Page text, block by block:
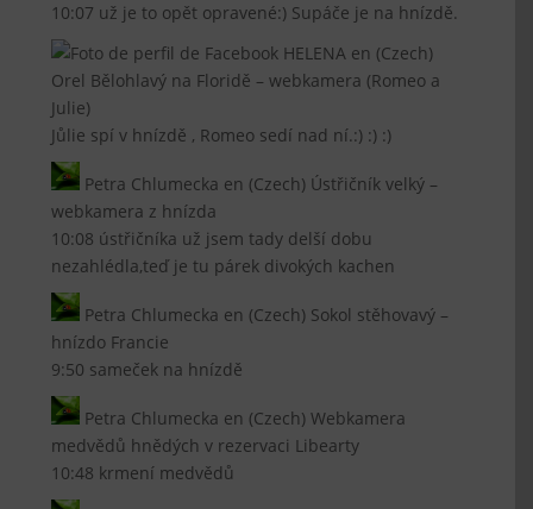
10:07 už je to opět opravené:) Supáče je na hnízdě.
HELENA en (Czech)
Orel Bělohlavý na Floridě – webkamera (Romeo a
Julie)
Jůlie spí v hnízdě , Romeo sedí nad ní.:) :) :)
Petra Chlumecka en (Czech) Ústřičník velký –
webkamera z hnízda
10:08 ústřičníka už jsem tady delší dobu
nezahlédla,teď je tu párek divokých kachen
Petra Chlumecka en (Czech) Sokol stěhovavý –
hnízdo Francie
9:50 sameček na hnízdě
Petra Chlumecka en (Czech) Webkamera
medvědů hnědých v rezervaci Libearty
10:48 krmení medvědů